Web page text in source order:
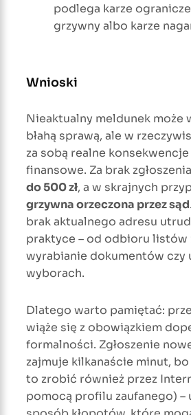
podlega karze
grzywny albo karze
Wnioski
Nieaktualny meldunek może
błahą sprawą, ale w
za sobą realne
finansowe. Za brak
do 500 zł, a w skrajnych
grzywna orzeczona przez sąd
brak aktualnego adresu
praktyce – od odbioru listów
wyrabianie dokumentów czy
wyborach.
Dlatego warto pamiętać:
wiąże się z obowiązkiem
formalności. Zgłoszenie
zajmuje kilkanaście minut,
to zrobić również przez
pomocą profilu zaufanego) –